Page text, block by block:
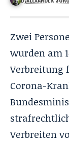
Zwei
wurden am
Verbreitung
Corona-
Verbreiten